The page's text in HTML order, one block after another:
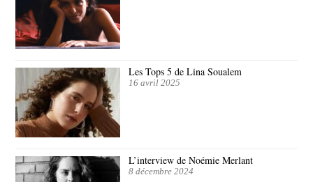
Les Tops 5 de Lina Soualem
16 avril 2025
L’interview de Noémie Merlant
8 décembre 2024